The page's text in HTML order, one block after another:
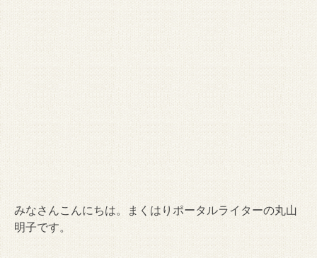
みなさんこんにちは。まくはりポータルライターの丸山
明子です。